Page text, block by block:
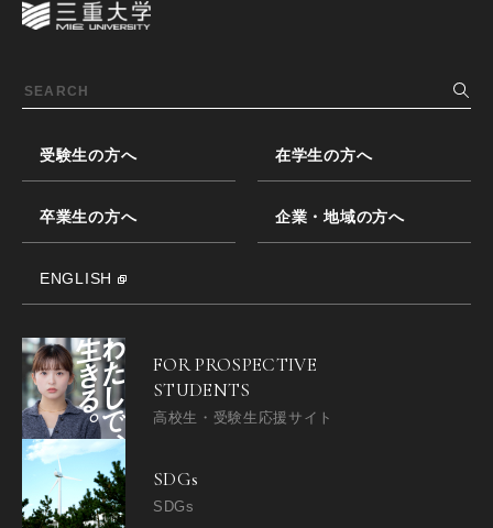
受験生の方へ 在学生の方へ
卒業生の方へ 企業・地域の方へ
ENGLISH
FOR PROSPECTIVE
STUDENTS
高校生・受験生応援サイト
SDGs
SDGs